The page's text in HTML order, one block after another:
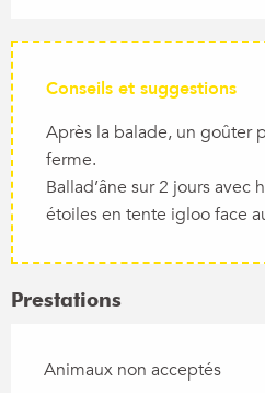
Conseils et suggestions
Après la balade, un goûter
ferme.
Ballad’âne sur 2 jours avec
étoiles en tente igloo face
Prestations
Animaux non acceptés